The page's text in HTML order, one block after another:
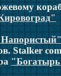
Stalker